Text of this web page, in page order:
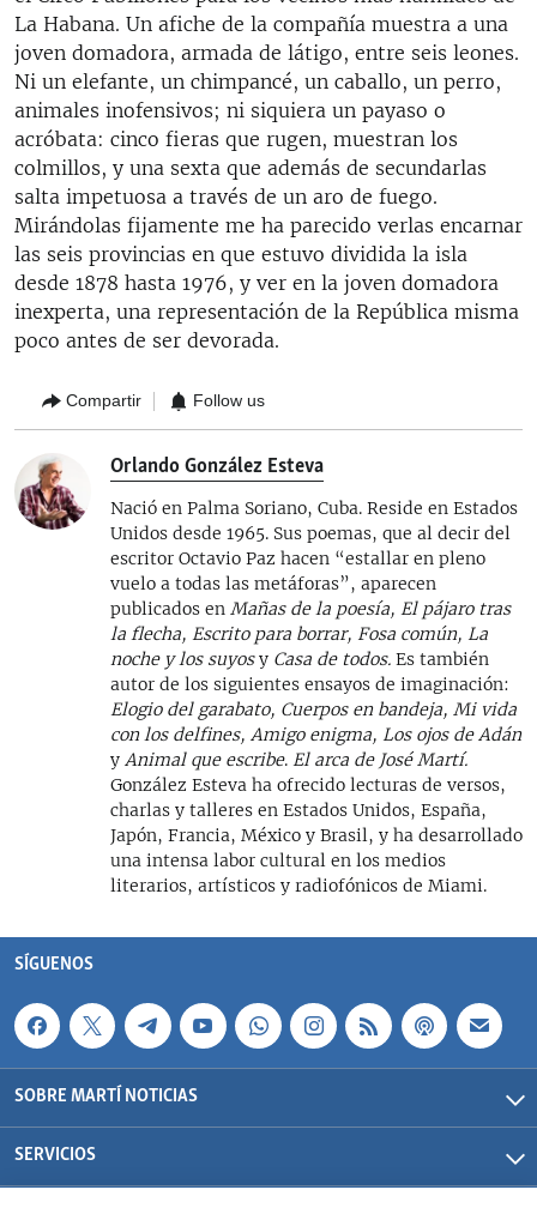
La Habana. Un afiche de la compañía muestra a una
joven domadora, armada de látigo, entre seis leones.
Ni un elefante, un chimpancé, un caballo, un perro,
animales inofensivos; ni siquiera un payaso o
acróbata: cinco fieras que rugen, muestran los
colmillos, y una sexta que además de secundarlas
salta impetuosa a través de un aro de fuego.
Mirándolas fijamente me ha parecido verlas encarnar
las seis provincias en que estuvo dividida la isla
desde 1878 hasta 1976, y ver en la joven domadora
inexperta, una representación de la República misma
poco antes de ser devorada.
Compartir Follow us
Orlando González Esteva
Nació en Palma Soriano, Cuba. Reside en Estados
Unidos desde 1965. Sus poemas, que al decir del
escritor Octavio Paz hacen “estallar en pleno
vuelo a todas las metáforas”, aparecen
publicados en Mañas de la poesía, El pájaro tras
la flecha, Escrito para borrar, Fosa común, La
noche y los suyosy Casa de todos. Es también
autor de los siguientes ensayos de imaginación:
Elogio del garabato, Cuerpos en bandeja, Mi vida
con los delfines, Amigo enigma, Los ojos de Adán
y Animal que escribe. El arca de José Martí.
González Esteva ha ofrecido lecturas de versos,
charlas y talleres en Estados Unidos, España,
Japón, Francia, México y Brasil, y ha desarrollado
una intensa labor cultural en los medios
literarios, artísticos y radiofónicos de Miami.
SÍGUENOS
SOBRE MARTÍ NOTICIAS
SERVICIOS